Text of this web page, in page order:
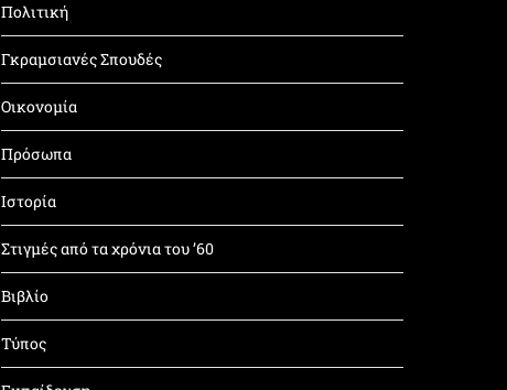
Πολιτική
Γκραμσιανές Σπουδές
Οικονομία
Πρόσωπα
Ιστορία
Στιγμές από τα χρόνια του ’60
Βιβλίο
Τύπος